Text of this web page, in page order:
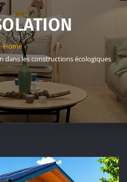
Home
dans les constructions écologiques